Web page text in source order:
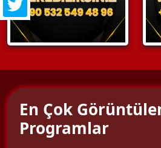
En Çok
Programlar